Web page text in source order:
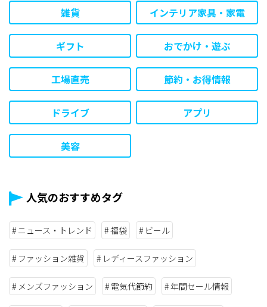
雑貨 インテリア家具・家電
ギフト おでかけ・遊ぶ
工場直売 節約・お得情報
ドライブ アプリ
美容
人気のおすすめタグ
ニュース・トレンド 福袋 ビール
ファッション雑貨 レディースファッション
メンズファッション 電気代節約 年間セール情報